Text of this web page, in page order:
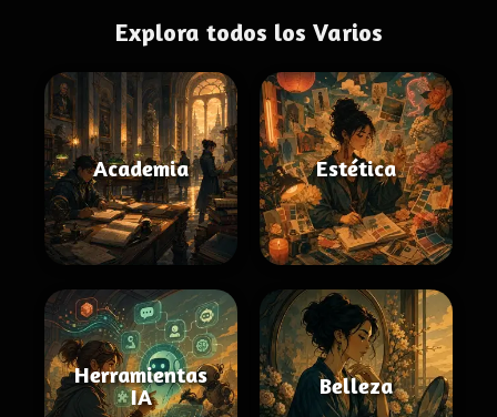
Explora todos los Varios
Academia Estética
Herramientas
IA
Belleza